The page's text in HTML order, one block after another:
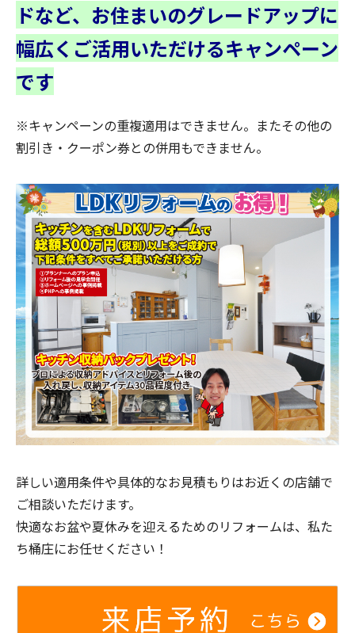
ドなど、お住まいのグレードアップに
幅広くご活用いただけるキャンペーン
です
※キャンペーンの重複適用はできません。またその他の
割引き・クーポン券との併用もできません。
詳しい適用条件や具体的なお見積もりはお近くの店舗で
ご相談いただけます。
快適なお盆や夏休みを迎えるためのリフォームは、私た
ち桶庄にお任せください！